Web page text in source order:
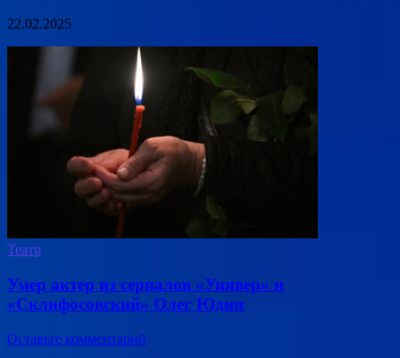
22.02.2025
Театр
Умер актер из сериалов «Универ» и
«Склифосовский» Олег Юдин
Оставьте комментарий